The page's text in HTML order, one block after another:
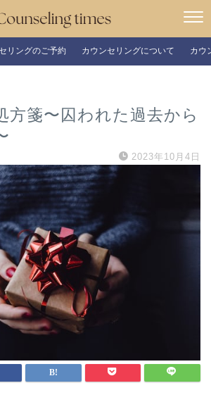
リングのご予約 カウンセリングについて カウ
方箋〜囚われた過去から
2023年10月4日